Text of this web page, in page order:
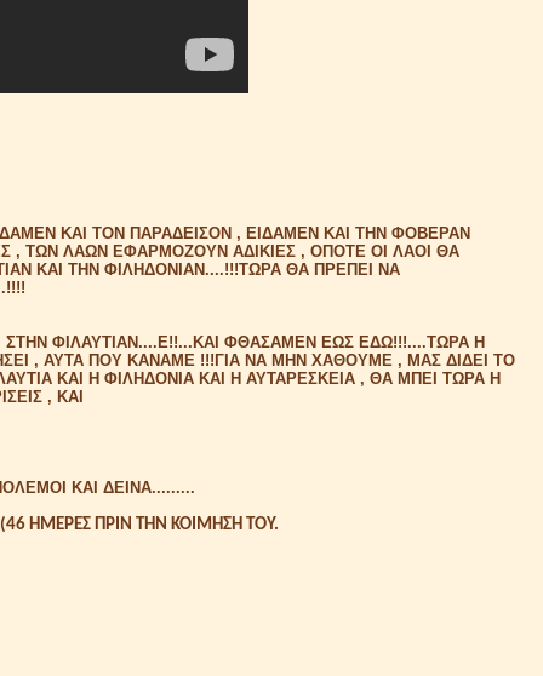
ΚΑΙ ΤΟΝ ΠΑΡΑΔΕΙΣΟΝ , ΕΙΔΑΜΕΝ ΚΑΙ ΤΗΝ ΦΟΒΕΡΑΝ
, ΤΩΝ ΛΑΩΝ ΕΦΑΡΜΟΖΟΥΝ ΑΔΙΚΙΕΣ , ΟΠΟΤΕ ΟΙ ΛΑΟΙ ΘΑ
ΚΑΙ ΤΗΝ ΦΙΛΗΔΟΝΙΑΝ....!!!ΤΩΡΑ ΘΑ ΠΡΕΠΕΙ ΝΑ
ΣΤΗΝ ΦΙΛΑΥΤΙΑΝ....Ε!!...ΚΑΙ ΦΘΑΣΑΜΕΝ ΕΩΣ ΕΔΩ!!!....ΤΩΡΑ Η
, ΑΥΤΑ ΠΟΥ ΚΑΝΑΜΕ !!!ΓΙΑ ΝΑ ΜΗΝ ΧΑΘΟΥΜΕ , ΜΑΣ ΔΙΔΕΙ ΤΟ
ΚΑΙ Η ΦΙΛΗΔΟΝΙΑ ΚΑΙ Η ΑΥΤΑΡΕΣΚΕΙΑ , ΘΑ ΜΠΕΙ ΤΩΡΑ Η
, ΚΑΙ
ΚΑΙ ΔΕΙΝΑ.........
ΗΜΕΡΕΣ ΠΡΙΝ ΤΗΝ ΚΟΙΜΗΣΗ ΤΟΥ.